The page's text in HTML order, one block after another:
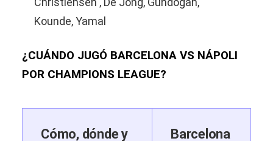
Kounde, Yamal
¿CUÁNDO JUGÓ BARCELONA VS NÁPOLI
POR CHAMPIONS LEAGUE?
Cómo, dónde y
Barcelona